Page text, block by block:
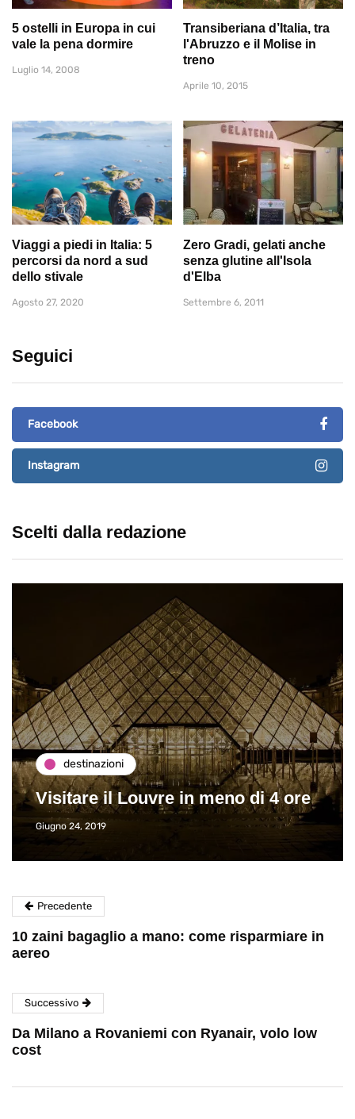
5 ostelli in Europa in cui
vale la pena dormire
Luglio 14, 2008
Transiberiana d’Italia, tra
l'Abruzzo e il Molise in
treno
Aprile 10, 2015
Viaggi a piedi in Italia: 5
percorsi da nord a sud
dello stivale
Agosto 27, 2020
Zero Gradi, gelati anche
senza glutine all'Isola
d'Elba
Settembre 6, 2011
Seguici
Facebook
Instagram
Scelti dalla redazione
destinazioni
Visitare il Louvre in meno di 4 ore
Giugno 24, 2019
Precedente
10 zaini bagaglio a mano: come risparmiare in
aereo
Successivo
Da Milano a Rovaniemi con Ryanair, volo low
cost